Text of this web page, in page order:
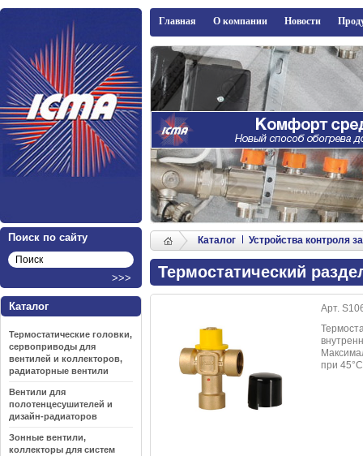
Каталог Устройства контроля
Термостатический
Арт.
при
Каталог
Термостатические головки,
сервоприводы для
вентилей и коллекторов,
радиаторные вентили
Вентили для
полотенцесушителей и
дизайн-радиаторов
Зонные вентили,
коллекторы для систем
ICMA
Главная О компании Новости
Поиск по сайту